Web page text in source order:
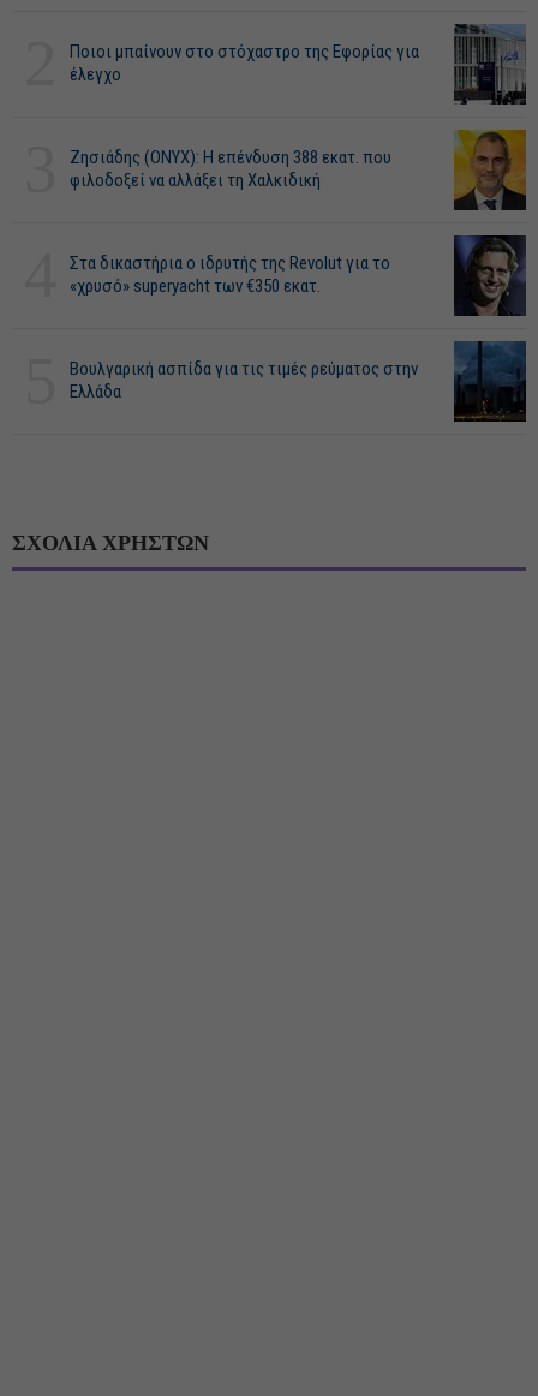
Ποιοι μπαίνουν στο στόχαστρο της Εφορίας για
έλεγχο
Ζησιάδης (ONYX): Η επένδυση 388 εκατ. που
φιλοδοξεί να αλλάξει τη Χαλκιδική
Στα δικαστήρια ο ιδρυτής της Revolut για το
«χρυσό» superyacht των €350 εκατ.
Βουλγαρική ασπίδα για τις τιμές ρεύματος στην
Ελλάδα
ΣΧΟΛΙΑ ΧΡΗΣΤΩΝ